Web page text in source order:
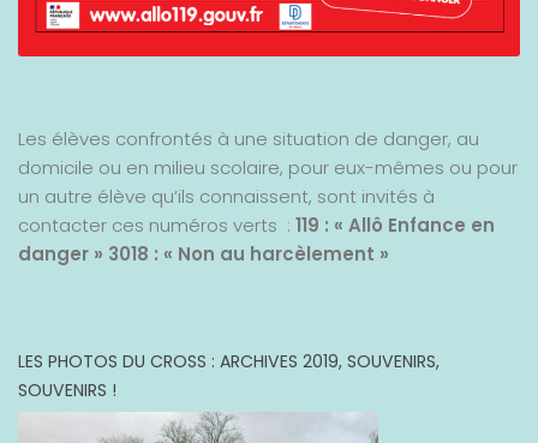
Les élèves confrontés à une situation de danger, au
domicile ou en milieu scolaire, pour eux-mêmes ou pour
un autre élève qu’ils connaissent, sont invités à
contacter ces numéros verts : 119 : « Allô Enfance en
danger » 3018 : « Non au harcèlement »
LES PHOTOS DU CROSS : ARCHIVES 2019, SOUVENIRS,
SOUVENIRS !